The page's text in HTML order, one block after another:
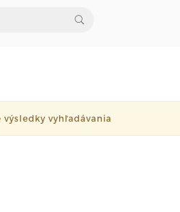
výsledky vyhľadávania